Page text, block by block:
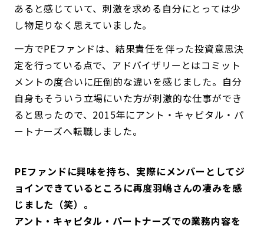
あると感じていて、刺激を求める自分にとっては少
し物足りなく思えていました。
一方でPEファンドは、結果責任を伴った投資意思決
定を行っている点で、アドバイザリーとはコミット
メントの度合いに圧倒的な違いを感じました。自分
自身もそういう立場にいた方が刺激的な仕事ができ
ると思ったので、2015年にアント・キャピタル・パ
ートナーズへ転職しました。
――PEファンドに興味を持ち、実際にメンバーとしてジ
ョインできているところに再度羽嶋さんの凄みを感
じました（笑）。
アント・キャピタル・パートナーズでの業務内容を